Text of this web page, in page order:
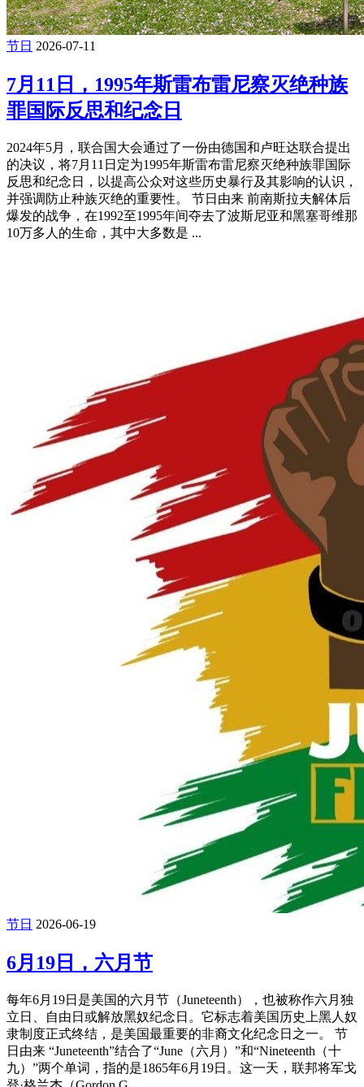
节日 2026-07-11
7月11日，1995年斯雷布雷尼察灭绝种族
罪国际反思和纪念日
2024年5月，联合国大会通过了一份由德国和卢旺达联合提出
的决议，将7月11日定为1995年斯雷布雷尼察灭绝种族罪国际
反思和纪念日，以提高公众对这些历史暴行及其影响的认识，
并强调防止种族灭绝的重要性。 节日由来 前南斯拉夫解体后
爆发的战争，在1992至1995年间夺去了波斯尼亚和黑塞哥维那
10万多人的生命，其中大多数是 ...
节日 2026-06-19
6月19日，六月节
每年6月19日是美国的六月节（Juneteenth），也被称作六月独
立日、自由日或解放黑奴纪念日。它标志着美国历史上黑人奴
隶制度正式终结，是美国最重要的非裔文化纪念日之一。 节
日由来 “Juneteenth”结合了“June（六月）”和“Nineteenth（十
九）”两个单词，指的是1865年6月19日。这一天，联邦将军戈